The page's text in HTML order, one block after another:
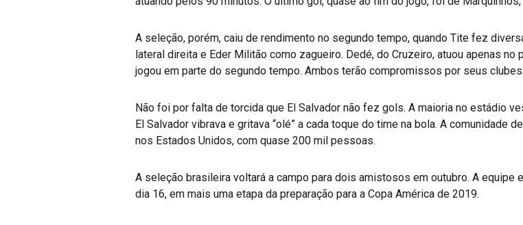
A seleção, porém, caiu de rendimento no segundo tempo, quando Tite fez
lateral direita e Eder Militão como zagueiro. Dedé, do Cruzeiro, atuou apenas
jogou em parte do segundo tempo. Ambos terão compromissos por seus
Não foi por falta de torcida que El Salvador não fez gols. A maioria no estádio
El Salvador vibrava e gritava “olé” a cada toque do time na bola. A comunidade
nos Estados Unidos, com quase 200 mil pessoas.
A seleção brasileira voltará a campo para dois amistosos em outubro. A equipe
dia 16, em mais uma etapa da preparação para a Copa América de 2019.